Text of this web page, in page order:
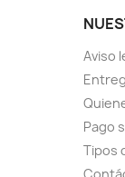
Aviso
Pago
Tipos